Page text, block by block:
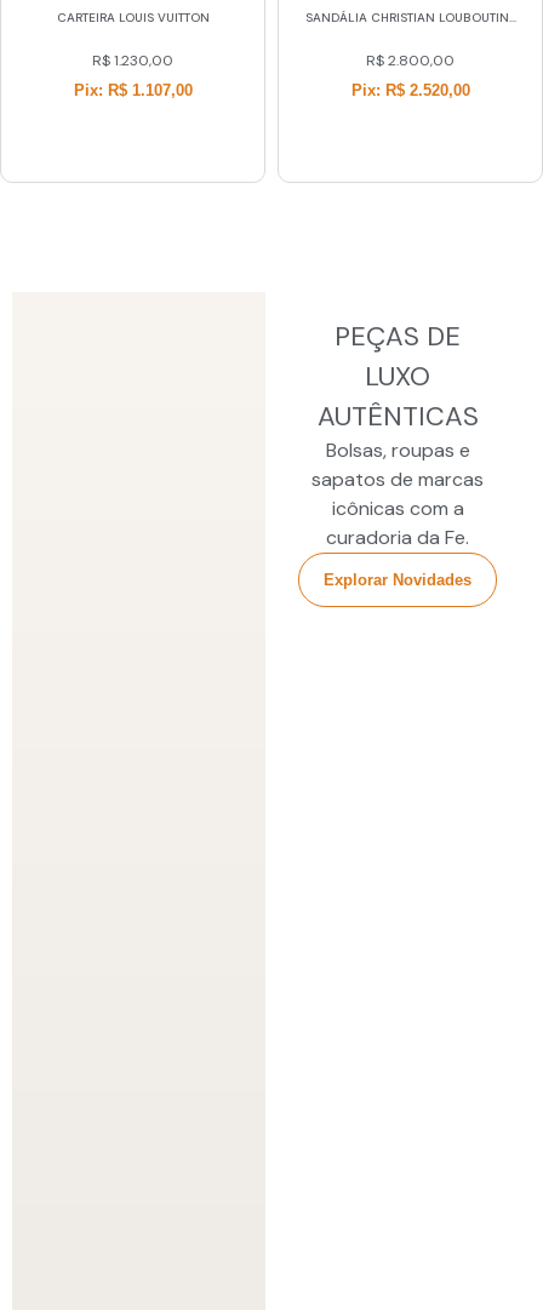
CARTEIRA LOUIS VUITTON
R$1.230,00
Pix: R$ 1.107,00
SANDÁLIA CHRISTIAN LOUBOUTIN...
R$2.800,00
Pix: R$ 2.520,00
PEÇAS DE
LUXO
AUTÊNTICAS
Bolsas, roupas e
sapatos de marcas
icônicas com a
curadoria da Fe.
Explorar Novidades